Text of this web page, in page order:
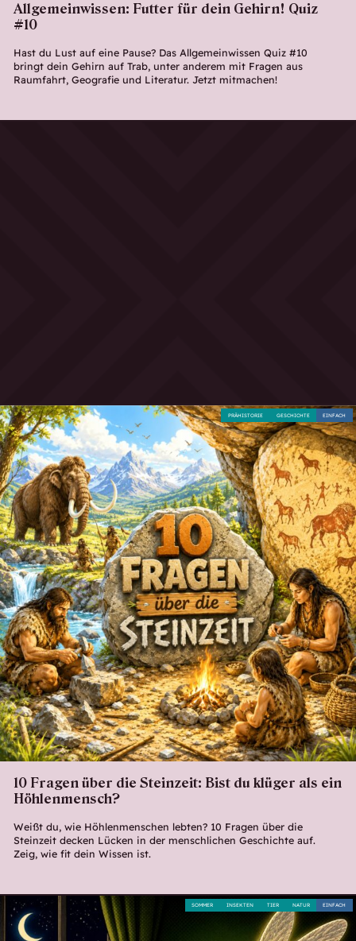
Allgemeinwissen: Futter für dein Gehirn! Quiz
#10
Hast du Lust auf eine Pause? Das Allgemeinwissen Quiz #10
bringt dein Gehirn auf Trab, unter anderem mit Fragen aus
Raumfahrt, Geografie und Literatur. Jetzt mitmachen!
10 Fragen über die Steinzeit: Bist du klüger als ein
Höhlenmensch?
Weißt du, wie Höhlenmenschen lebten? 10 Fragen über die
Steinzeit decken Lücken in der menschlichen Geschichte auf.
Zeig, wie fit dein Wissen ist.
EINFACH
GESCHICHTE
PRÄHISTORIE
EINFACH
NATUR
TIER
INSEKTEN
SOMMER